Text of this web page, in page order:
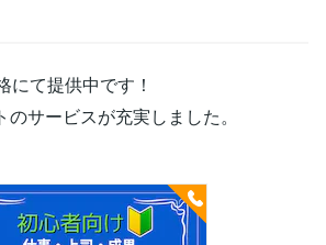
にて提供中です！
サービスが充実しました。